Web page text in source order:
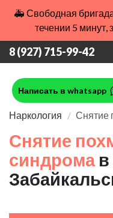
🚑 Свободная
течении 5 минут,
8 (927) 715-99-42
Написать в whatsapp
Наркология Снятие
Снятие
синдрома